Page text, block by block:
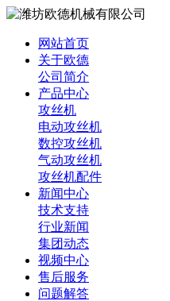
网站首页
关于欧德
公司简介
产品中心
攻丝机
电动攻丝机
数控攻丝机
气动攻丝机
攻丝机配件
新闻中心
技术支持
行业新闻
集团动态
视频中心
售后服务
问题解答